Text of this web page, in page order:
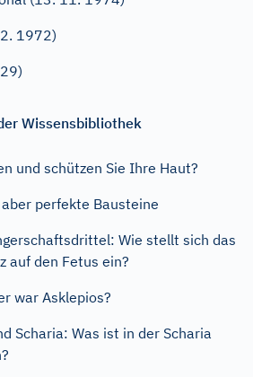
1972)
Wissensbibliothek
und schützen Sie Ihre Haut?
perfekte Bausteine
Wie stellt sich das
auf den Fetus ein?
war Asklepios?
Scharia: Was ist in der Scharia